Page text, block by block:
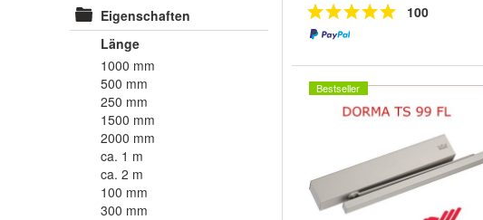
Eigenschaften
Länge
1000 mm
500 mm
250 mm
1500 mm
2000 mm
ca. 1 m
ca. 2 m
100 mm
300 mm
100
Bestseller